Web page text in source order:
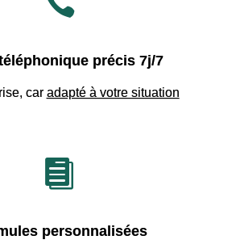
précis 7j/7
car adapté à votre situation

personnalisées